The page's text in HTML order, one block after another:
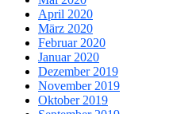
April 2020
März 2020
Februar 2020
Januar 2020
Dezember 2019
November 2019
Oktober 2019